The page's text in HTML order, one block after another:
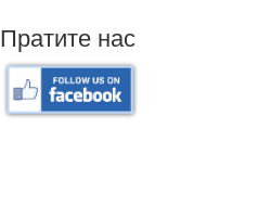
Пратите нас